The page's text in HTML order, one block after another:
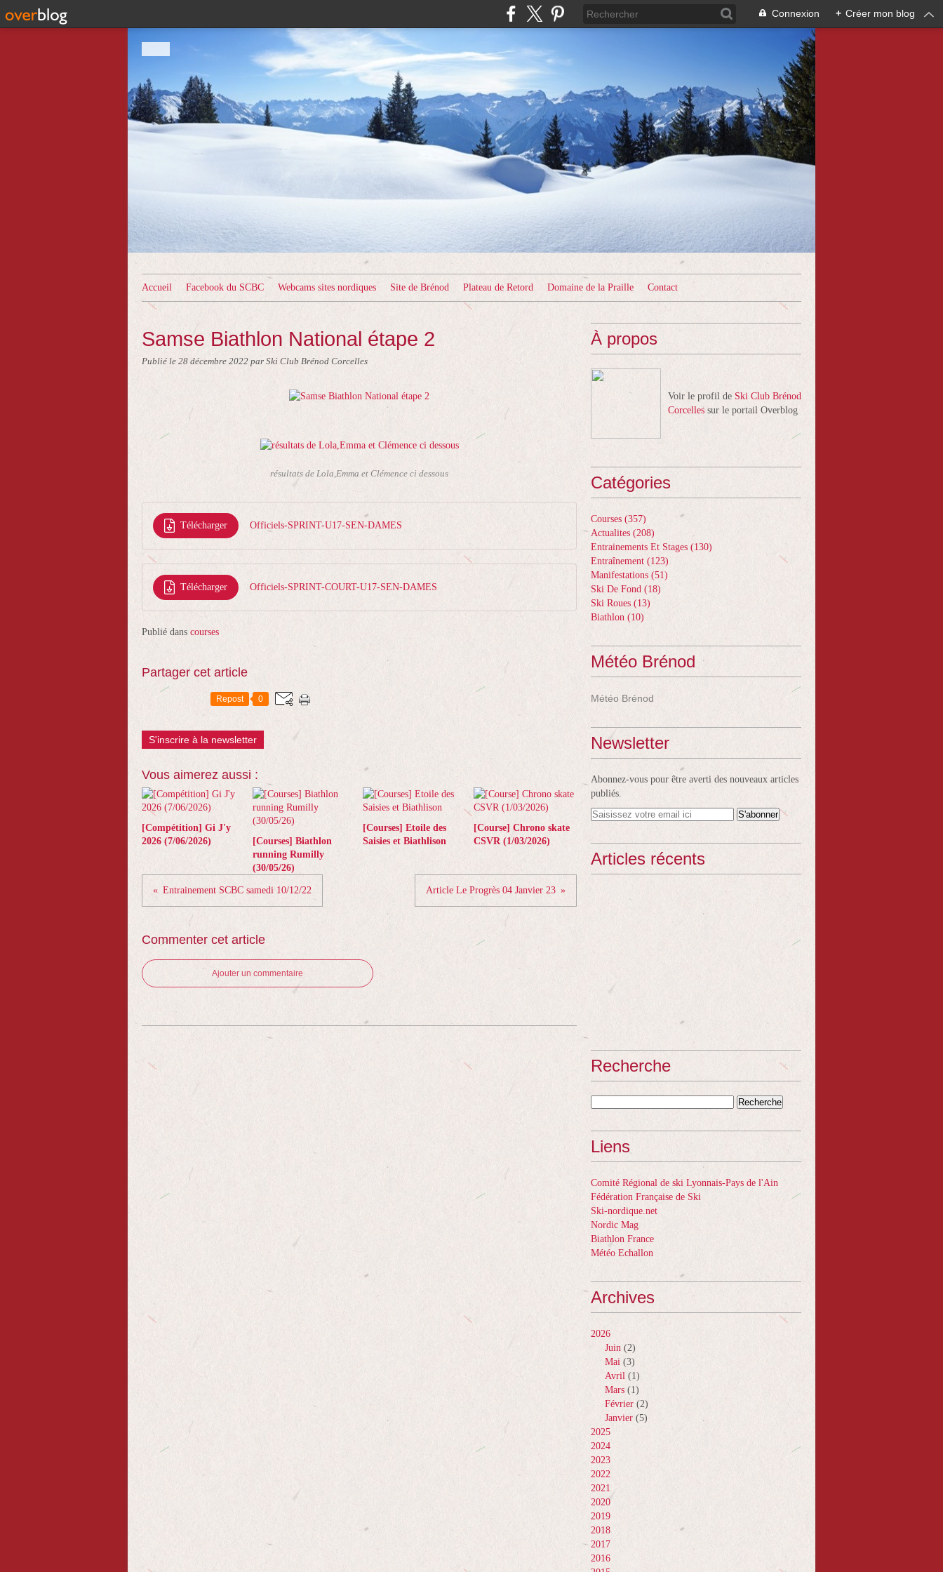
Connexion + Créer mon blog
Accueil Facebook du SCBC Webcams sites nordiques Site de Brénod Plateau de Retord Domaine de la Praille Contact
Samse Biathlon National étape 2
Publié le 28 décembre 2022 par Ski Club Brénod Corcelles
résultats de Lola,Emma et Clémence ci dessous
Télécharger Officiels-SPRINT-U17-SEN-DAMES
Télécharger Officiels-SPRINT-COURT-U17-SEN-DAMES
Publié dans courses
Partager cet article
Repost 0
S'inscrire à la newsletter
Vous aimerez aussi :
[Compétition] Gi J'y
2026 (7/06/2026)
[Courses] Biathlon
running Rumilly
(30/05/26)
[Courses] Etoile des
Saisies et Biathlison
[Course] Chrono skate
CSVR (1/03/2026)
Entrainement SCBC samedi 10/12/22 Article Le Progrès 04 Janvier 23
Commenter cet article
Ajouter un commentaire
À propos
Voir le profil de Ski Club Brénod
Corcelles sur le portail Overblog
Catégories
Courses (357)
Actualites (208)
Entrainements Et Stages (130)
Entraînement (123)
Manifestations (51)
Ski De Fond (18)
Ski Roues (13)
Biathlon (10)
Météo Brénod
Météo Brénod
Newsletter
Abonnez-vous pour être averti des nouveaux articles
publiés.
Articles récents
Recherche
Liens
Comité Régional de ski Lyonnais-Pays de l'Ain
Fédération Française de Ski
Ski-nordique.net
Nordic Mag
Biathlon France
Météo Echallon
Archives
2026
Juin (2)
Mai (3)
Avril (1)
Mars (1)
Février (2)
Janvier (5)
2025
2024
2023
2022
2021
2020
2019
2018
2017
2016